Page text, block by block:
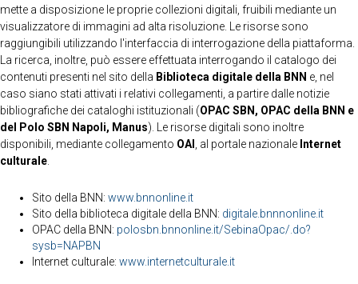
mette a disposizione le proprie collezioni digitali, fruibili mediante un
visualizzatore di immagini ad alta risoluzione. Le risorse sono
raggiungibili utilizzando l'interfaccia di interrogazione della piattaforma.
La ricerca, inoltre, può essere effettuata interrogando il catalogo dei
contenuti presenti nel sito della Biblioteca digitale della BNN e, nel
caso siano stati attivati i relativi collegamenti, a partire dalle notizie
bibliografiche dei cataloghi istituzionali (OPAC SBN, OPAC della BNN e
del Polo SBN Napoli, Manus). Le risorse digitali sono inoltre
disponibili, mediante collegamento OAI , al portale nazionale Internet
culturale
Sito della BNN: www.bnnonline.it
Sito della biblioteca digitale della BNN: digitale.bnnnonline.it
OPAC della BNN: polosbn.bnnonline.it/SebinaOpac/.do?
sysb=NAPBN
Internet culturale: www.internetculturale.it